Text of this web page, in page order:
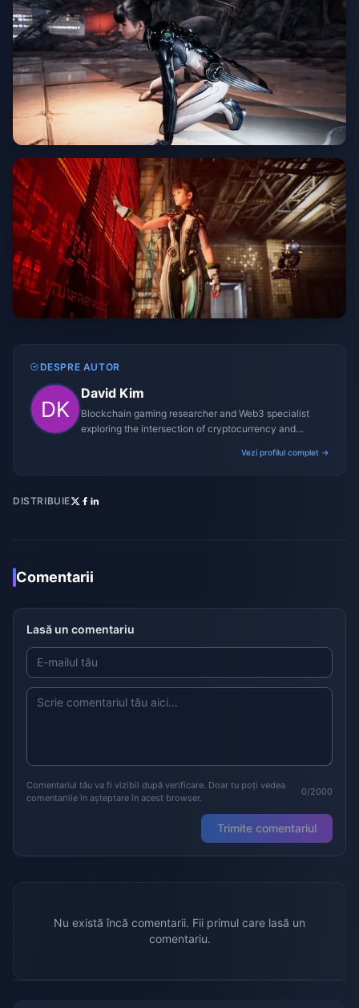
DESPRE AUTOR
David Kim
Blockchain gaming researcher and Web3 specialist
exploring the intersection of cryptocurrency and
Vezi profilul complet →
DISTRIBUIE
Comentarii
Lasă un comentariu
Comentariul tău va fi vizibil după verificare. Doar tu poți vedea
comentariile în așteptare în acest browser.
0/2000
Trimite comentariul
Nu există încă comentarii. Fii primul care lasă un
comentariu.